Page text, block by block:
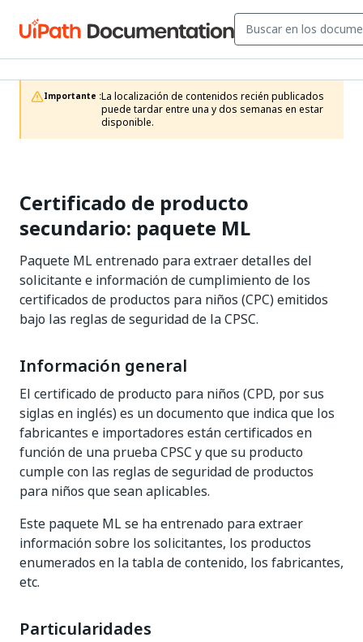
Importante :La localización de contenidos recién publicados
puede tardar entre una y dos semanas en estar
disponible.
Certificado de producto
secundario: paquete ML
Paquete ML entrenado para extraer detalles del
solicitante e información de cumplimiento de los
certificados de productos para niños (CPC) emitidos
bajo las reglas de seguridad de la CPSC.
Información general
El certificado de producto para niños (CPD, por sus
siglas en inglés) es un documento que indica que los
fabricantes e importadores están certificados en
función de una prueba CPSC y que su producto
cumple con las reglas de seguridad de productos
para niños que sean aplicables.
Este paquete ML se ha entrenado para extraer
información sobre los solicitantes, los productos
enumerados en la tabla de contenido, los fabricantes,
etc.
Particularidades